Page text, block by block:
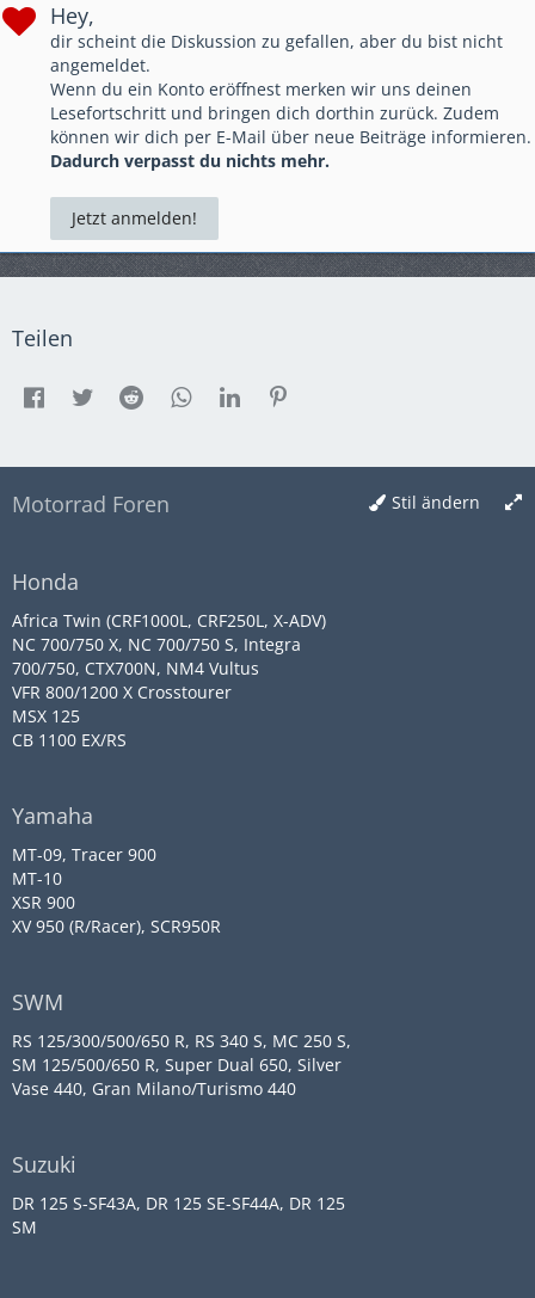
Hey,
dir scheint die Diskussion zu gefallen, aber du bist nicht
angemeldet.
Wenn du ein Konto eröffnest merken wir uns deinen
Lesefortschritt und bringen dich dorthin zurück. Zudem
können wir dich per E-Mail über neue Beiträge informieren.
Dadurch verpasst du nichts mehr.
Jetzt anmelden!
Teilen
Stil ändern
Motorrad Foren
Honda
Africa Twin (CRF1000L, CRF250L, X-ADV)
NC 700/750 X, NC 700/750 S, Integra
700/750, CTX700N, NM4 Vultus
VFR 800/1200 X Crosstourer
MSX 125
CB 1100 EX/RS
Yamaha
MT-09, Tracer 900
MT-10
XSR 900
XV 950 (R/Racer), SCR950R
SWM
RS 125/300/500/650 R, RS 340 S, MC 250 S,
SM 125/500/650 R, Super Dual 650, Silver
Vase 440, Gran Milano/Turismo 440
Suzuki
DR 125 S-SF43A, DR 125 SE-SF44A, DR 125
SM